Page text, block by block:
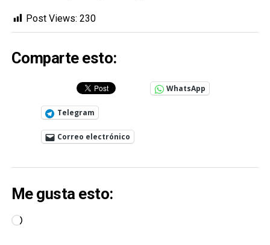
Post Views: 230
Comparte esto:
WhatsApp
Telegram
Correo electrónico
Me gusta esto:
Cargando...